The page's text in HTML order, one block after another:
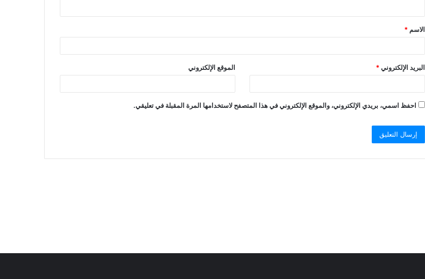
الاسم *
البريد الإلكتروني* الموقع الإلكتروني
احفظ اسمي، بريدي الإلكتروني، والموقع الإلكتروني في هذا المتصفح لاستخدامها المرة المقبلة في تعليقي.